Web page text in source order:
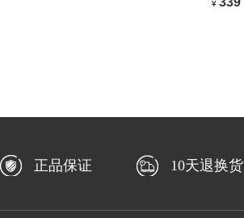
¥
正品保证 10天退换货